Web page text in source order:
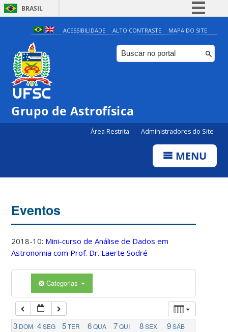
BRASIL
Simplifique!
Comunica BR
Participe
ACESSIBILIDADE ALTO CONTRASTE MAPA DO SITE
Grupo de Astrofísica
Área Restrita Administradores do Site
MENU
Eventos
2018-10: Mini-curso de Análise de Dados em
Astronomia com Prof. Dr. Laerte Sodré
Categorias
3 DOM 4SEG 5TER 6QUA 7QUI 8SEX 9SÁB
0:00
7:00